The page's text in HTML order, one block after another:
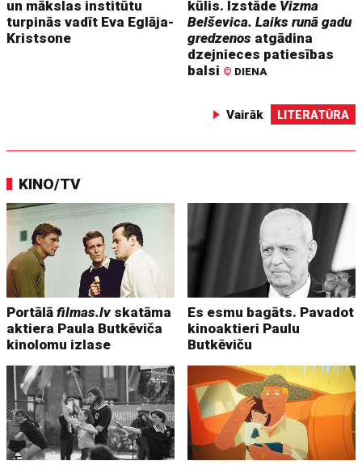
un mākslas institūtu
turpinās vadīt Eva Eglāja-
Kristsone
kūlis. Izstāde Vizma
Belševica. Laiks runā gadu
gredzenos atgādina
dzejnieces patiesības
balsi © DIENA
Vairāk LITERATŪRA
KINO/TV
Portālāfilmas.lv skatāma
aktiera Paula Butkēviča
kinolomu izlase
Es esmu bagāts. Pavadot
kinoaktieri Paulu
Butkēviču